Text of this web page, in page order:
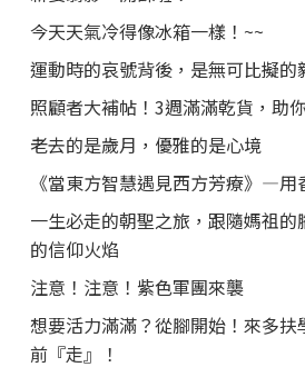
今天天氣冷得像冰箱一樣！~~
運動時的哀號背後，是無可比擬的
照顧者大補帖！3週滿滿乾貨，助
老去的是歲月，優雅的是心境
《當東方智慧遇見西方芳療》—
一生必走的朝聖之旅，跟隨媽祖
的信仰火焰
注意！注意！紫色軍團來襲
想要活力滿滿？從腳開始！來多扶
前『走』！